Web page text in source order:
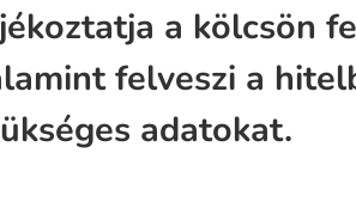
a kölcsön
felveszi a
adatokat.